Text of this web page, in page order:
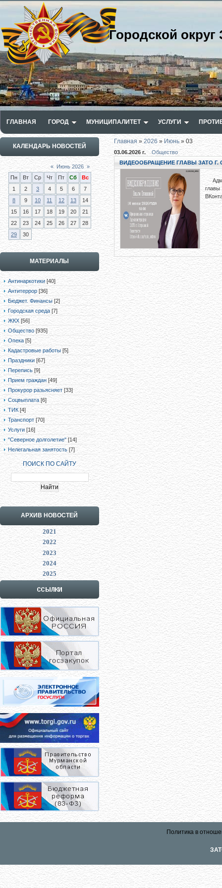
Городской
ГЛАВНАЯ ГОРОД МУНИЦИПАЛИТЕТ УСЛУГИ
КАЛЕНДАРЬ НОВОСТЕЙ
« Июнь 2026 »
Пн
Вт Ср Чт Пт Сб
Вс
1
2 3 4 5 6
7
8
9 10 11 12 13
14
15
16 17 18 19 20
21
22
23 24 25 26 27
28
29
30
МАТЕРИАЛЫ
Антинаркотики [40]
Антитеррор [36]
Бюджет. Финансы [2]
Городская среда [7]
ЖКХ [56]
Общество [935]
Опека [5]
Кадастровые работы [5]
Праздники [67]
Перепись [9]
Прием граждан [49]
Прокурор разьясняет [33]
Соцвыплата [6]
ТИК [4]
Транспорт [70]
Услуги [16]
"Северное долголетие" [14]
Нелегальная занятость [7]
ПОИСК ПО САЙТУ
АРХИВ НОВОСТЕЙ
2021
2022
2023
2024
2025
Главная»2026 » Июнь » 03
03.06.2026 г.
Общество
ВИДЕООБРАЩЕНИЕ ГЛАВЫ ЗАТО Г.
Политика в